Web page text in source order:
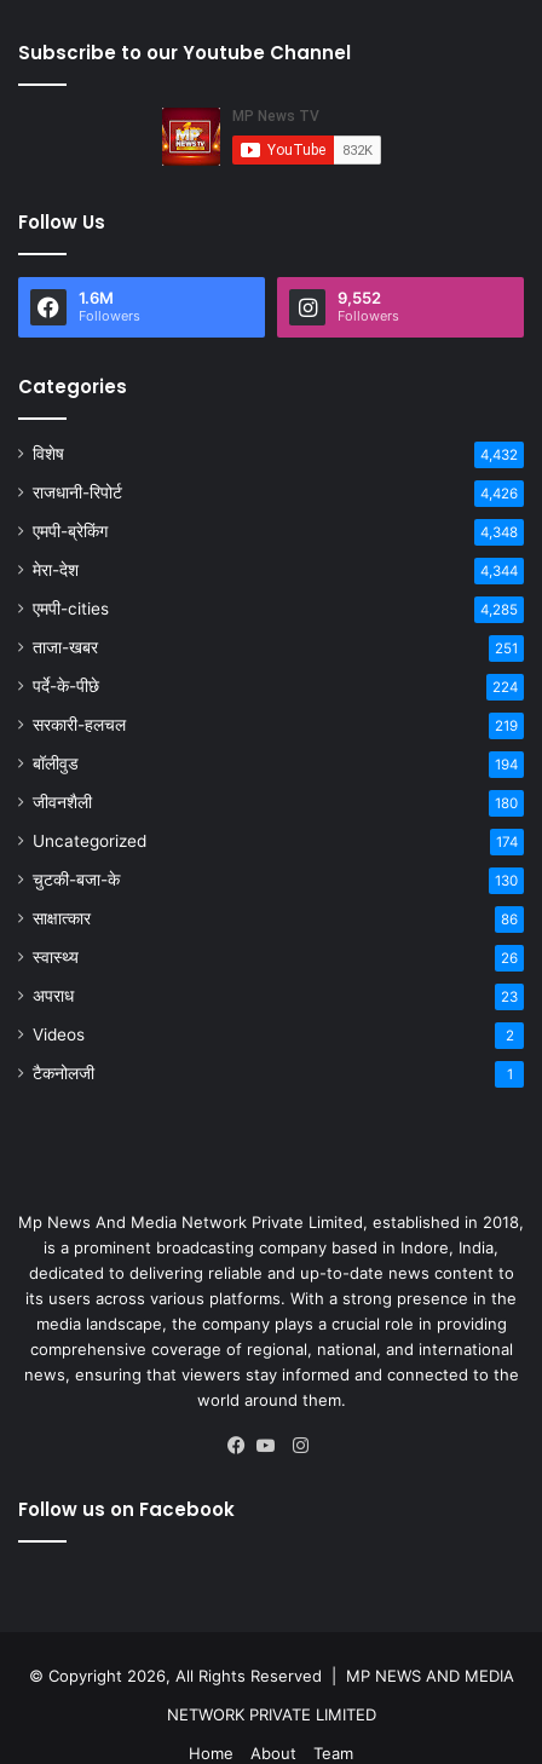
Subscribe to our Youtube Channel
Follow Us
1.6M
Followers
9,552
Followers
Categories
विशेष 4,432
राजधानी-रिपोर्ट 4,426
एमपी-ब्रेकिंग 4,348
मेरा-देश 4,344
एमपी-cities 4,285
ताजा-खबर 251
पर्दे-के-पीछे 224
सरकारी-हलचल 219
बॉलीवुड 194
जीवनशैली 180
Uncategorized 174
चुटकी-बजा-के 130
साक्षात्कार 86
स्वास्थ्य 26
अपराध 23
Videos 2
टैकनोलजी 1
Mp News And Media Network Private Limited, established in 2018,
is a prominent broadcasting company based in Indore, India,
dedicated to delivering reliable and up-to-date news content to
its users across various platforms. With a strong presence in the
media landscape, the company plays a crucial role in providing
comprehensive coverage of regional, national, and international
news, ensuring that viewers stay informed and connected to the
world around them.
Instagram
Follow us on Facebook
© Copyright 2026, All Rights Reserved | MP NEWS AND MEDIA
NETWORK PRIVATE LIMITED
Home
About Team